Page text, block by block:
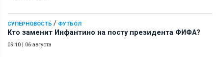
СУПЕРНОВОСТЬ / ФУТБОЛ
Кто заменит Инфантино на посту президента ФИФА?
09:10 | 06 августа